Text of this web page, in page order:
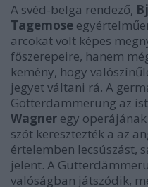
A svéd-belga rendező,
Tagemose
arcokat volt képes
főszerepeire, hanem
kemény, hogy
jegyet váltani rá. A
Götterdämmerung az
Wagner egy
szót keresztezték a az
értelemben lecsúszást,
jelent. A
valóságban játszódik,